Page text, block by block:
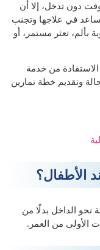
دون تدخل، إلا أن
في علاجها وتجنب
تعثر مستمر، أو
من خدمة
وتقديم خطة تمارين
الأطفال؟
الداخل بدلًا من
الأولى من العمر.